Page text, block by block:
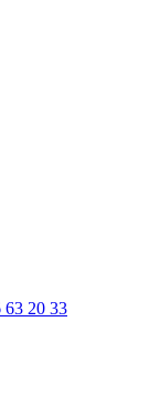
63 20 33